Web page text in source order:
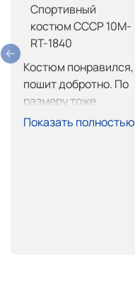
Спортивный
костюм СССР 10M-
RT-1840
Костюм понравился,
пошит добротно. По
размеру тоже
нормально, брюки
Показать полностью